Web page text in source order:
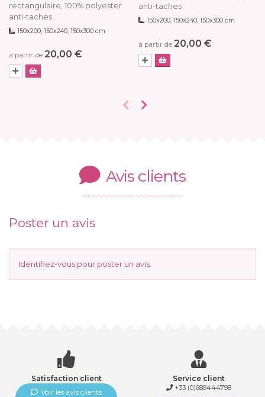
rectangulaire, 100% polyester
anti-taches
150x200, 150x240, 150x300 cm
à partir de 20,00 €
anti-taches
150x200, 150x240, 150x300 cm
à partir de 20,00 €
Avis clients
Poster un avis
Identifiez-vous pour poster un avis.
Satisfaction client
Voir les avis clients
Service client
+33 (0)689444798